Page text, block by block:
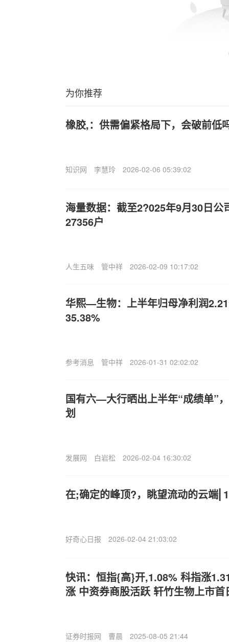
为你推荐
橡胶,：供需偏紧格局下，会破前低
知识网 李慧玲 2026-02-06 05:39:02
海量数据：截至2?025年9月30日公
27356户
人生五味 管中祥 2026-02-09 10:17:02
华熙—生物：上半年归母净利润
35.38%
参考消息 管中祥 2026-01-31 02:02:02
国有六—大行晒出上半年“成绩单”
划
发展网 白岩松 2026-02-04 16:30:02
在;确定的峰顶?，眺望流动的云端
好奇心日报 2026-02-04 21:03:02
快讯：恒指{高}开,1.08% 科指涨
涨 中资券商股活跃 轩竹生物上市首
证券时报网 曹晨 2025-08-05 21:44